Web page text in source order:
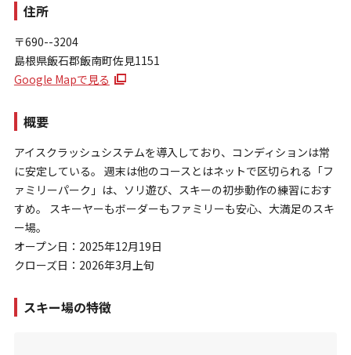
お問い合わせ
特定商取引法に基づく表示
住所
〒690--3204
島根県飯石郡飯南町佐見1151
Google Mapで見る
概要
アイスクラッシュシステムを導入しており、コンディションは常
に安定している。 週末は他のコースとはネットで区切られる「フ
ァミリーパーク」は、ソリ遊び、スキーの初歩動作の練習におす
すめ。 スキーヤーもボーダーもファミリーも安心、大満足のスキ
ー場。
オープン日：2025年12月19日
クローズ日：2026年3月上旬
スキー場の特徴